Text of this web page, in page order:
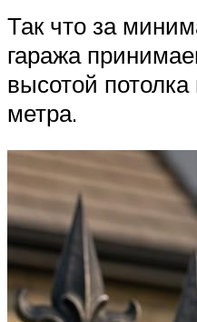
Так что за
гаража
высотой
метра.